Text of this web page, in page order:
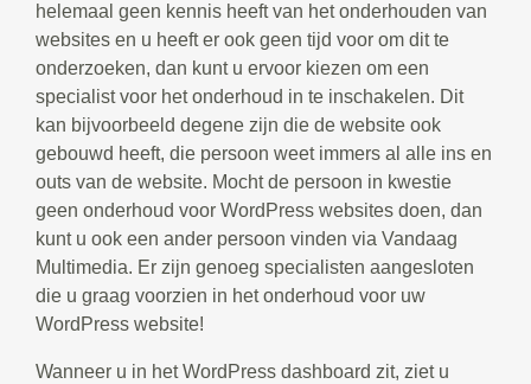
helemaal geen kennis heeft van het onderhouden van
websites en u heeft er ook geen tijd voor om dit te
onderzoeken, dan kunt u ervoor kiezen om een
specialist voor het onderhoud in te inschakelen. Dit
kan bijvoorbeeld degene zijn die de website ook
gebouwd heeft, die persoon weet immers al alle ins en
outs van de website. Mocht de persoon in kwestie
geen onderhoud voor WordPress websites doen, dan
kunt u ook een ander persoon vinden via Vandaag
Multimedia. Er zijn genoeg specialisten aangesloten
die u graag voorzien in het onderhoud voor uw
WordPress website!
Wanneer u in het WordPress dashboard zit, ziet u